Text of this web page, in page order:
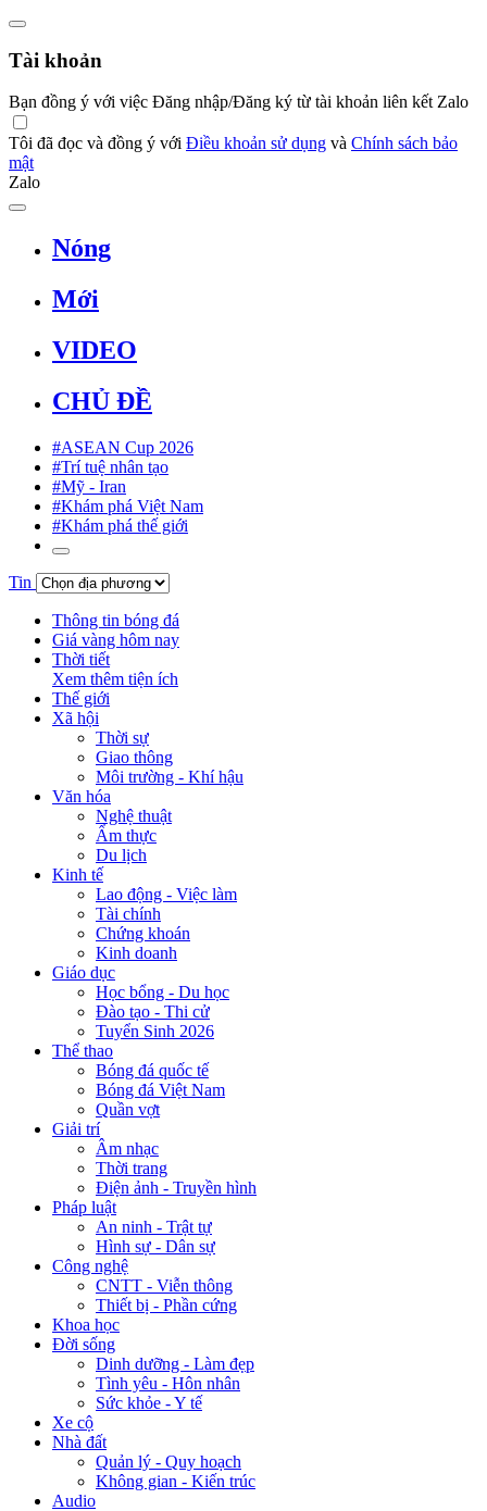
Tài khoản
Bạn đồng ý với việc Đăng nhập/Đăng ký từ tài khoản liên kết Zalo
Tôi đã đọc và đồng ý với Điều khoản sử dụng và Chính sách bảo
mật
Zalo
Nóng
Mới
VIDEO
CHỦ ĐỀ
#ASEAN Cup 2026
#Trí tuệ nhân tạo
#Mỹ - Iran
#Khám phá Việt Nam
#Khám phá thế giới
Tin
Thông tin bóng đá
Giá vàng hôm nay
Thời tiết
Xem thêm tiện ích
Thế giới
Xã hội
Thời sự
Giao thông
Môi trường - Khí hậu
Văn hóa
Nghệ thuật
Ẩm thực
Du lịch
Kinh tế
Lao động - Việc làm
Tài chính
Chứng khoán
Kinh doanh
Giáo dục
Học bổng - Du học
Đào tạo - Thi cử
Tuyển Sinh 2026
Thể thao
Bóng đá quốc tế
Bóng đá Việt Nam
Quần vợt
Giải trí
Âm nhạc
Thời trang
Điện ảnh - Truyền hình
Pháp luật
An ninh - Trật tự
Hình sự - Dân sự
Công nghệ
CNTT - Viễn thông
Thiết bị - Phần cứng
Khoa học
Đời sống
Dinh dưỡng - Làm đẹp
Tình yêu - Hôn nhân
Sức khỏe - Y tế
Xe cộ
Nhà đất
Quản lý - Quy hoạch
Không gian - Kiến trúc
Audio